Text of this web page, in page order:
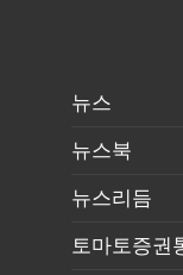
뉴스
뉴스북
뉴스리듬
토마토증권